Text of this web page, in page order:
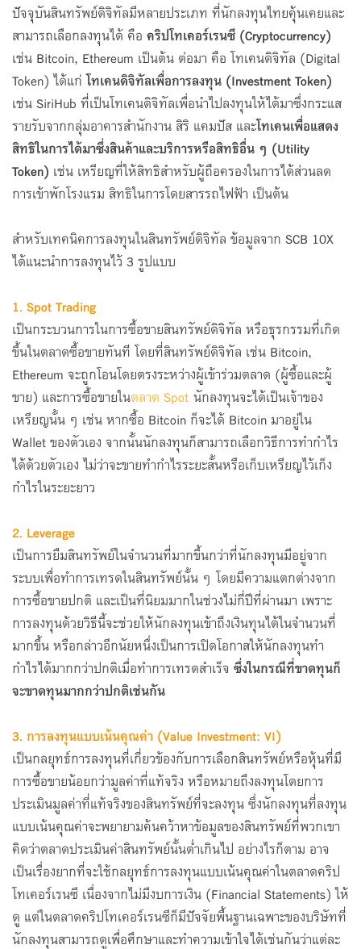
ปัจจุบันสินทรัพย์ดิจิทัลมีหลายประเภท ที่นักลงทุนไทยคุ้นเคยและ
สามารถเลือกลงทุนได้ คือ คริปโทเคอร์เรนซี (Cryptocurrency)
เช่น Bitcoin, Ethereum เป็นต้น ต่อมา คือ โทเคนดิจิทัล (Digital
Token) ได้แก่โทเคนดิจิทัลเพื่อการลงทุน (Investment Token)
เช่น SiriHub ที่เป็นโทเคนดิจิทัลเพื่อนำไปลงทุนให้ได้มาซึ่งกระแส
รายรับจากกลุ่มอาคารสำนักงาน สิริ แคมปัส และโทเคนเพื่อแสดง
สิทธิในการได้มาซึ่งสินค้าและบริการหรือสิทธิอื่น ๆ (Utility
Token) เช่น เหรียญที่ให้สิทธิสำหรับผู้ถือครองในการได้ส่วนลด
การเข้าพักโรงแรม สิทธิในการโดยสารรถไฟฟ้า เป็นต้น
สำหรับเทคนิคการลงทุนในสินทรัพย์ดิจิทัล ข้อมูลจาก SCB 10X
ได้แนะนำการลงทุนไว้ 3 รูปแบบ
1. Spot Trading
เป็นกระบวนการในการซื้อขายสินทรัพย์ดิจิทัล หรือธุรกรรมที่เกิด
ขึ้นในตลาดซื้อขายทันที โดยที่สินทรัพย์ดิจิทัล เช่น Bitcoin,
Ethereum จะถูกโอนโดยตรงระหว่างผู้เข้าร่วมตลาด (ผู้ซื้อและผู้
ขาย) และการซื้อขายในตลาด Spot นักลงทุนจะได้เป็นเจ้าของ
เหรียญนั้น ๆ เช่น หากซื้อ Bitcoin ก็จะได้ Bitcoin มาอยู่ใน
Wallet ของตัวเอง จากนั้นนักลงทุนก็สามารถเลือกวิธีการทำกำไร
ได้ด้วยตัวเอง ไม่ว่าจะขายทำกำไรระยะสั้นหรือเก็บเหรียญไว้เก็ง
กำไรในระยะยาว
2. Leverage
เป็นการยืมสินทรัพย์ในจำนวนที่มากขึ้นกว่าที่นักลงทุนมีอยู่จาก
ระบบเพื่อทำการเทรดในสินทรัพย์นั้น ๆ โดยมีความแตกต่างจาก
การซื้อขายปกติ และเป็นที่นิยมมากในช่วงไม่กี่ปีที่ผ่านมา เพราะ
การลงทุนด้วยวิธีนี้จะช่วยให้นักลงทุนเข้าถึงเงินทุนได้ในจำนวนที่
มากขึ้น หรือกล่าวอีกนัยหนึ่งเป็นการเปิดโอกาสให้นักลงทุนทำ
กำไรได้มากกว่าปกติเมื่อทำการเทรดสำเร็จ ซึ่งในกรณีที่ขาดทุนก็
จะขาดทุนมากกว่าปกติเช่นกัน
3. การลงทุนแบบเน้นคุณค่า (Value Investment: VI)
เป็นกลยุทธ์การลงทุนที่เกี่ยวข้องกับการเลือกสินทรัพย์หรือหุ้นที่มี
การซื้อขายน้อยกว่ามูลค่าที่แท้จริง หรือหมายถึงลงทุนโดยการ
ประเมินมูลค่าที่แท้จริงของสินทรัพย์ที่จะลงทุน ซึ่งนักลงทุนที่ลงทุน
แบบเน้นคุณค่าจะพยายามค้นคว้าหาข้อมูลของสินทรัพย์ที่พวกเขา
คิดว่าตลาดประเมินค่าสินทรัพย์นั้นต่ำเกินไป อย่างไรก็ตาม อาจ
เป็นเรื่องยากที่จะใช้กลยุทธ์การลงทุนแบบเน้นคุณค่าในตลาดคริป
โทเคอร์เรนซี เนื่องจากไม่มีงบการเงิน (Financial Statements) ให้
ดู แต่ในตลาดคริปโทเคอร์เรนซีก็มีปัจจัยพื้นฐานเฉพาะของบริษัทที่
นักลงทุนสามารถดูเพื่อศึกษาและทำความเข้าใจได้เช่นกันว่าแต่ละ